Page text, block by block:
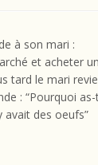
à son mari :
et acheter
tard le mari
: “Pourquoi
avait des oeufs”